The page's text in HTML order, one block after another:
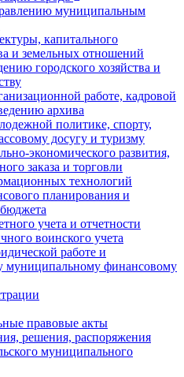
муниципальным
капитального
и земельных отношений
городского хозяйства и
работе, кадровой
архива
политике, спорту,
досугу и туризму
экономического развития,
заказа и торговли
технологий
планирования и
учета и отчетности
воинского учета
работе и
муниципальному финансовому
правовые акты
решения, распоряжения
муниципального